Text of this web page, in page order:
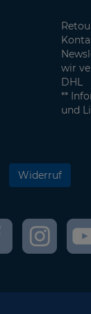
wir
DHL
**
und
Widerruf